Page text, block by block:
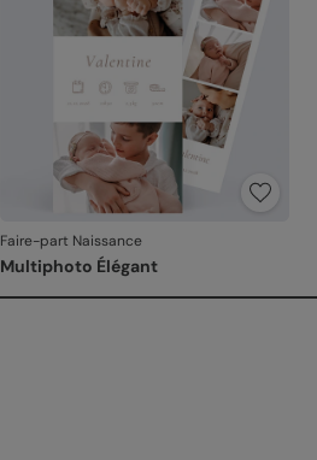
Faire-part Naissance
Multiphoto Élégant